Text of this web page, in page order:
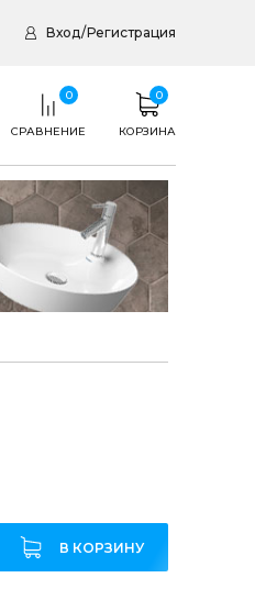
Вход/Регистрация
0
СРАВНЕНИЕ
0
КОРЗИНА
В КОРЗИНУ